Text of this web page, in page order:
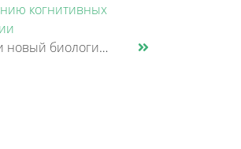
когнитивных
Исследователи обнаружили новый биологический механизм, который может быть связан с нарушением памяти и внимания при шизо......